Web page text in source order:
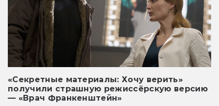
«Секретные материалы: Хочу верить»
получили страшную режиссёрскую версию
— «Врач Франкенштейн»